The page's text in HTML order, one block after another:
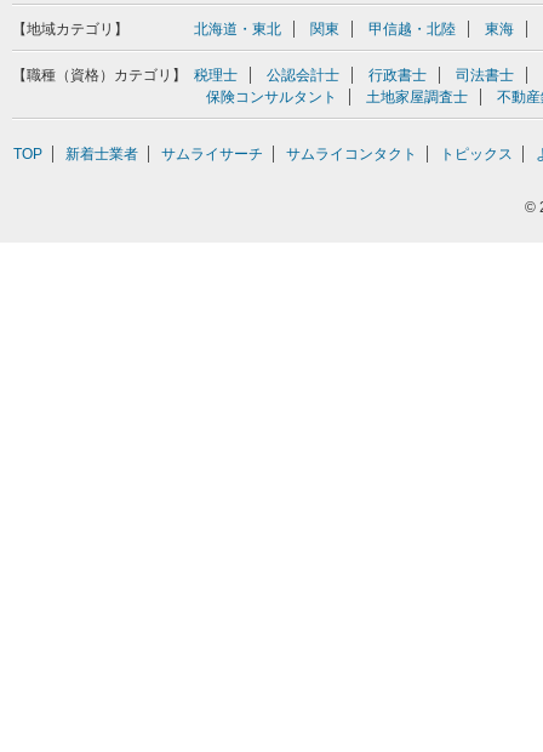
【地域カテゴリ】 北海道・東北 関東 甲信越・北陸 東海
【職種（資格）カテゴリ】 税理士 公認会計士 行政書士
司法書士
保険コンサルタント
土地家屋調査士 不動
TOP 新着士業者 サムライサーチ サムライコンタクト トピックス
©